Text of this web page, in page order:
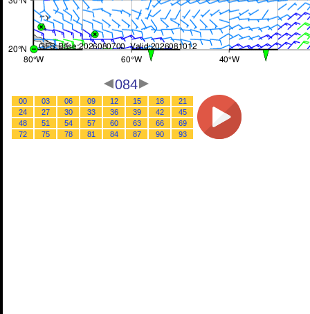
084
00 03 06 09 12 15 18
21
24
27 30 33 36 39 42
45
48
51 54 57 60 63 66
69
72
75 78 81 84 87 90 93